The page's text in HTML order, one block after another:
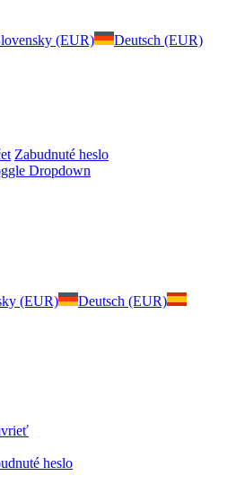
(EUR)
Deutsch (EUR)
Zabudnuté heslo
Dropdown
(EUR)
Deutsch (EUR)
heslo